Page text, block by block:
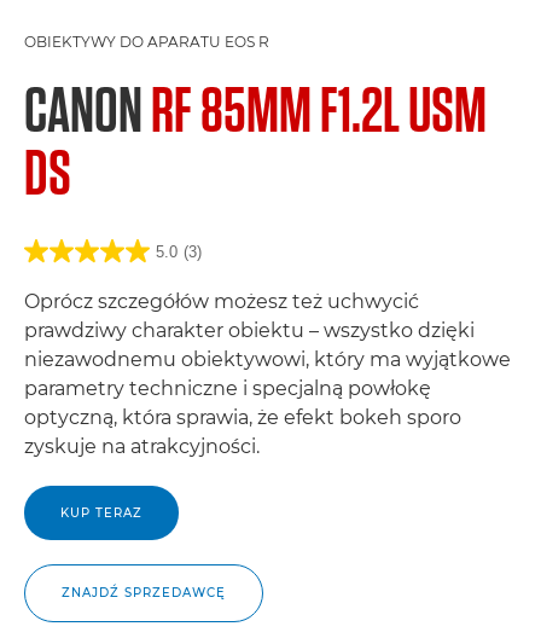
OBIEKTYWY DO APARATU EOS R
CANONRF 85MM F1.2L USM
DS
5.0 (3)
Oprócz szczegółów możesz też uchwycić
prawdziwy charakter obiektu – wszystko dzięki
niezawodnemu obiektywowi, który ma wyjątkowe
parametry techniczne i specjalną powłokę
optyczną, która sprawia, że efekt bokeh sporo
zyskuje na atrakcyjności.
KUP TERAZ
ZNAJDŹ SPRZEDAWCĘ